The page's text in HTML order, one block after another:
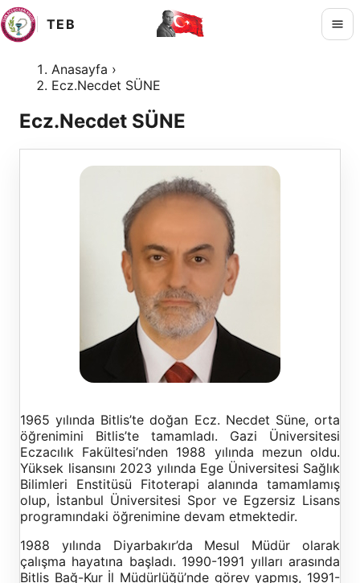
TEB
Anasayfa ›
Ecz.Necdet SÜNE
Ecz.Necdet SÜNE
1965 yılında Bitlis’te doğan Ecz. Necdet Süne, orta
öğrenimini Bitlis’te tamamladı. Gazi Üniversitesi
Eczacılık Fakültesi’nden 1988 yılında mezun oldu.
Yüksek lisansını 2023 yılında Ege Üniversitesi Sağlık
Bilimleri Enstitüsü Fitoterapi alanında tamamlamış
olup, İstanbul Üniversitesi Spor ve Egzersiz Lisans
programındaki öğrenimine devam etmektedir.
1988 yılında Diyarbakır’da Mesul Müdür olarak
çalışma hayatına başladı. 1990-1991 yılları arasında
Bitlis Bağ-Kur İl Müdürlüğü’nde görev yapmış, 1991-